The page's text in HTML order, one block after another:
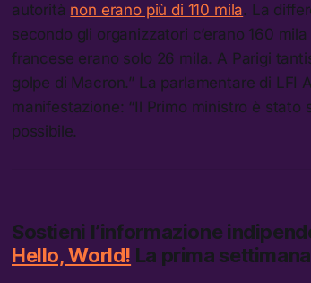
autorità non erano più di 110 mila. La
secondo gli organizzatori c’erano 160
francese erano solo 26 mila. A Parigi
golpe di Macron.” La parlamentare di LFI
manifestazione: “Il Primo ministro è stato
possibile.
Sostieni l’informazione
Hello, World! La prima